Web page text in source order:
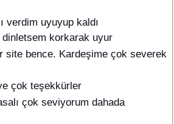
verdim uyuyup kaldı
korkarak uyur
site bence. Kardeşime çok severek
çok teşekkürler
çok seviyorum dahada